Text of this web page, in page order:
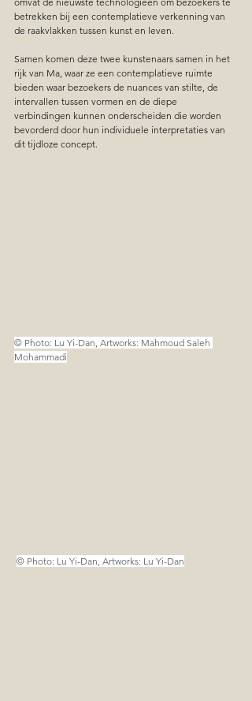
betrekken bij een contemplatieve verkenning van
de raakvlakken tussen kunst en leven.
Samen komen deze twee kunstenaars samen in het
rijk van Ma, waar ze een contemplatieve ruimte
bieden waar bezoekers de nuances van stilte, de
intervallen tussen vormen en de diepe
verbindingen kunnen onderscheiden die worden
bevorderd door hun individuele interpretaties van
dit tijdloze concept.
© Photo: Lu Yi-Dan, Artworks: Mahmoud Saleh
Mohammadi
© Photo: Lu Yi-Dan, Artworks: Lu Yi-Dan